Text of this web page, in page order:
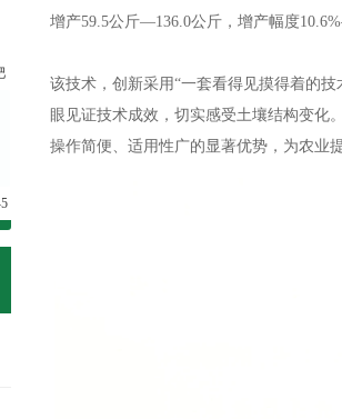
增产59.5公斤—136.0公斤，增产幅度
该技术，创新采用“一套看得见摸得着的
眼见证技术成效，切实感受土壤结构变化
操作简便、适用性广的显著优势，为农业